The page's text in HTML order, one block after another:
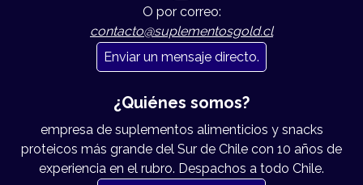
O por correo:
contacto@suplementosgold.cl
Enviar un mensaje directo.
¿Quiénes somos?
empresa de suplementos alimenticios y snacks
proteicos más grande del Sur de Chile con 10 años de
experiencia en el rubro. Despachos a todo Chile.